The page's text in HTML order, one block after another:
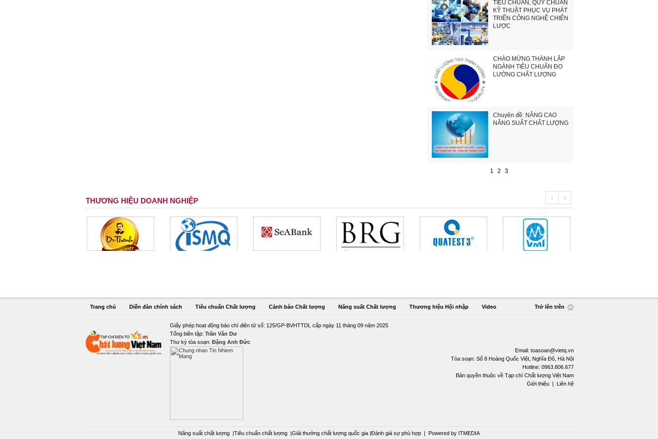
TIÊU CHUẨN, QUY CHUẨN
KỸ THUẬT PHỤC VỤ PHÁT
TRIỂN CÔNG NGHỆ CHIẾN
LƯỢC
CHÀO MỪNG THÀNH LẬP
NGÀNH TIÊU CHUẨN ĐO
LƯỜNG CHẤT LƯỢNG
Chuyên đề: NÂNG CAO
NĂNG SUẤT CHẤT LƯỢNG
1 2 3
THƯƠNG HIỆU DOANH NGHIỆP
Trang chủ Diễn đàn chính sách Tiêu chuẩn Chất lượng Cảnh báo Chất lượng Năng suất Chất lượng Thương hiệu Hội nhập Video Trở lên trên
Giấy phép hoạt động báo chí điện tử số: 125/GP-BVHTTDL cấp ngày 11 tháng 09 năm 2025
Tổng biên tập: Trần Văn Dư
Thư ký tòa soạn: Đặng Anh Đức
Email: toasoan@vietq.vn
Tòa soạn: Số 8 Hoàng Quốc Việt, Nghĩa Đô, Hà Nội
Hotline: 0963.806.677
Bản quyền thuộc về Tạp chí Chất lượng Việt Nam
Giới thiệu | Liên hệ
Năng suất chất lượng |Tiêu chuẩn chất lượng |Giải thưởng chất lượng quốc gia |Đánh giá sự phù hợp | Powered by ITMEDIA